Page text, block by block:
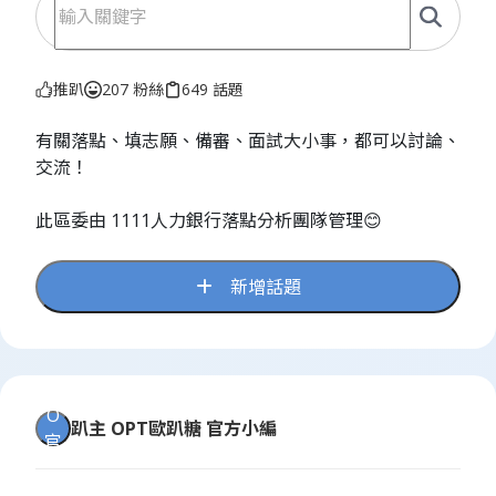
推趴 207 粉絲 649 話題
有關落點、填志願、備審、面試大小事，都可以討論、
交流！
此區委由 1111人力銀行落點分析團隊管理😊
新增話題
O
官
趴主 OPT歐趴糖 官方小編